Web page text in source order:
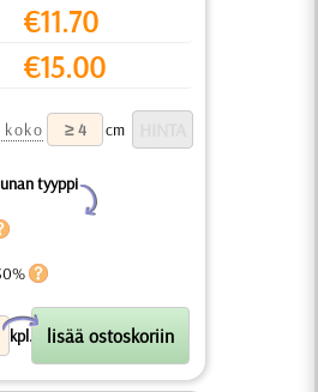
€11.70
€15.00
koko
cm
tyyppi
Y
kpl.
X